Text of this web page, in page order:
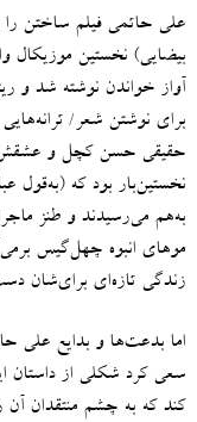
علی حاتمی فیلم ساختن را
بیضایی) نخستین موزیکال
آواز خواندن نوشته شد و
برای نوشتن شعر /
حقیقی حسن کچل و عشقش
نخستین‌بار بود که(به‌قول
به‌هم می‌رسیدند و طنز
موهای انبوه چهل‌گیس
زندگی تازه‌ای برای‌شان
اما بدعت‌ها و بدایع علی
سعی کرد شکلی از داستان
کند که به چشم منتقدان آن